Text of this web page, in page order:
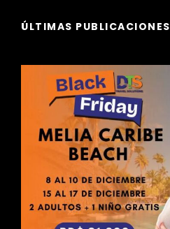
ÚLTIMAS PUBLICACIONES